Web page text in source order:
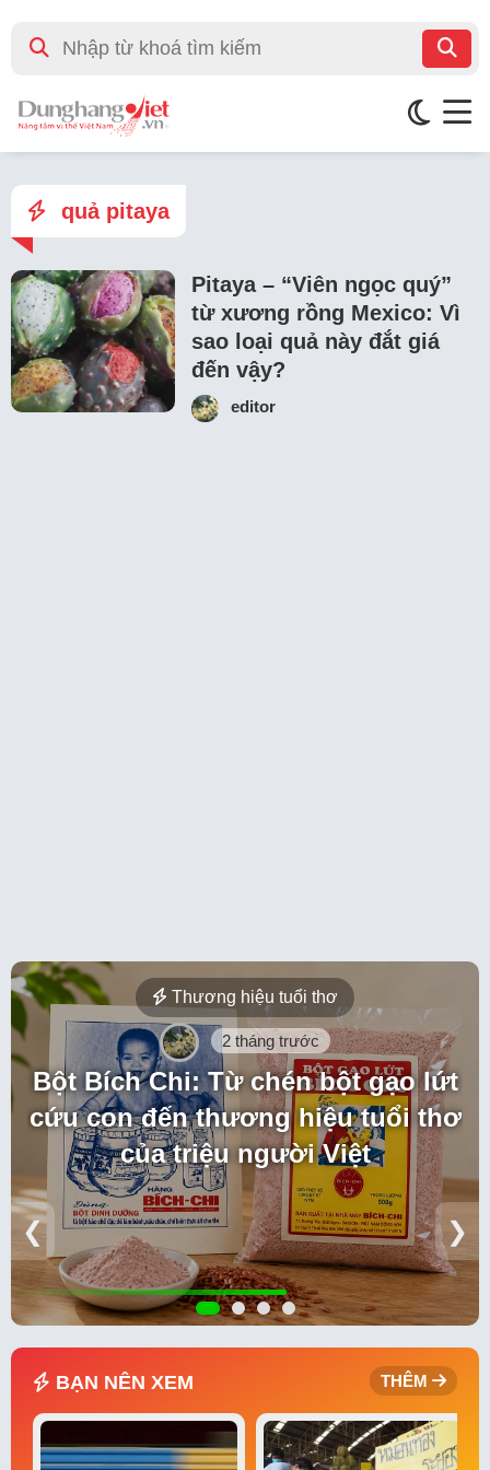
quả pitaya
Pitaya – “Viên ngọc quý”
từ xương rồng Mexico: Vì
sao loại quả này đắt giá
đến vậy?
editor
Thương hiệu tuổi thơ
2 tháng trước
Bột Bích Chi: Từ chén bột gạo lứt
cứu con đến thương hiệu tuổi thơ
của triệu người Việt
❮ ❯
BẠN NÊN XEM THÊM